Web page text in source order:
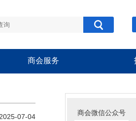
商会服务
2025-07-04 商会微信公众号